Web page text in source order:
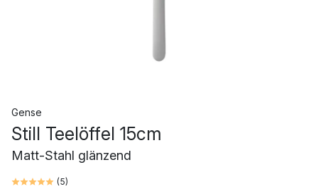
Gense
Still Teelöffel 15cm
Matt-Stahl glänzend
(5)